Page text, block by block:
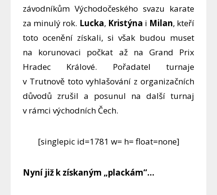
závodníkům Východočeského svazu karate
za minulý rok. Lucka, Kristýna i Milan, kteří
toto ocenění získali, si však budou muset
na korunovaci počkat až na Grand Prix
Hradec Králové. Pořadatel turnaje
v Trutnově toto vyhlašování z organizačních
důvodů zrušil a posunul na další turnaj
v rámci východních Čech.
[singlepic id=1781 w= h= float=none]
Nyní již k získaným „plackám“…